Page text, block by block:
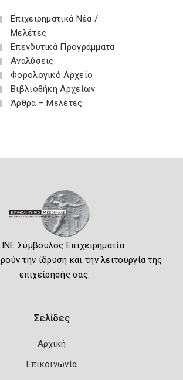
Επιχειρηματικά Νέα /
Μελέτες
Επενδυτικά Προγράμματα
Αναλύσεις
Φορολογικό Αρχείο
Βιβλιοθήκη Αρχείων
Άρθρα – Μελέτες
Σύμβουλος Επιχειρηματία
την ίδρυση και την λειτουργία της
επιχείρησής σας.
Σελίδες
Αρχική
Επικοινωνία